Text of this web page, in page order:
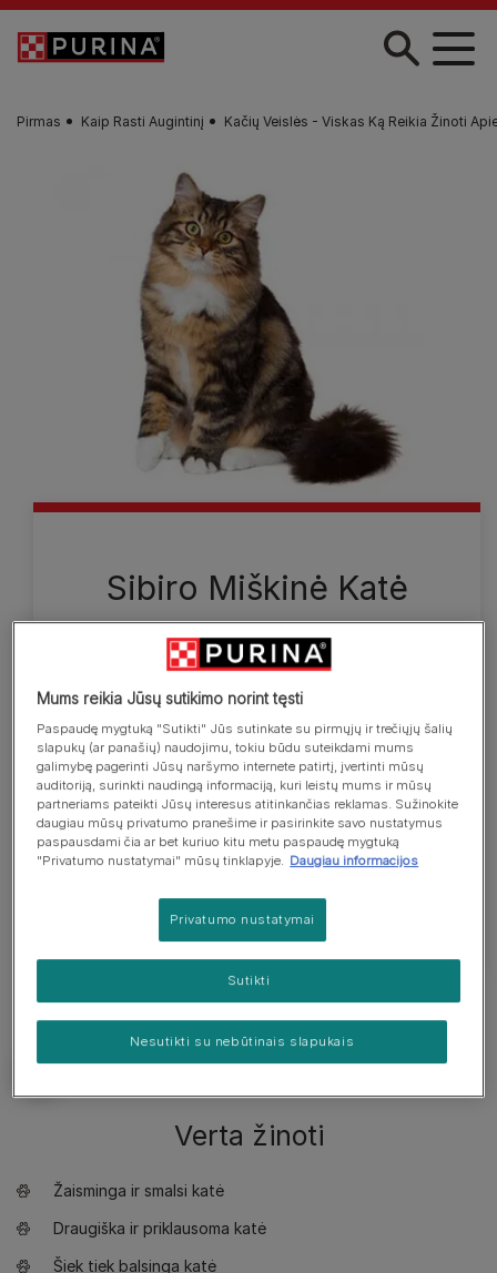
Pereiti į pagrindinį turinį
Pirmas Kaip Rasti Augintinį Kačių Veislės - Viskas Ką Reikia Žinoti
Sibiro Miškinė Katė
Sibiro miškinės katės yra didokos ir raumeningos,
torsas statinaitės formos. Kailis ilgas ir tankus.
Galva pakitusios pleišto formos, apvaliais kontūrais
ir labai išraiškingomis akimis. Fiziškai šios katės
atrodo stiprios ir galingos. Ilgesnieji trigubo kailio
plaukai prie odos yra blyškūs, spalva galiuko link
tamsėja. Todėl katei judant kailis mirga. Labiausiai
paplitusios rudai rainos Sibiro miškinės katės, bet
jos gali būti bet kokių raštų arba spalvų ir spalvų
derinių, pvz., vientisos šviesiai violetinės arba
vientisos šokoladinės.
Verta žinoti
Žaisminga ir smalsi katė
Draugiška ir priklausoma katė
Šiek tiek balsinga katė
Mums reikia Jūsų sutikimo norint tęsti
Paspaudę mygtuką "Sutikti" Jūs sutinkate su pirmųjų ir trečiųjų šalių
slapukų (ar panašių) naudojimu, tokiu būdu suteikdami mums
galimybę pagerinti Jūsų naršymo internete patirtį, įvertinti mūsų
auditoriją, surinkti naudingą informaciją, kuri leistų mums ir mūsų
partneriams pateikti Jūsų interesus atitinkančias reklamas. Sužinokite
daugiau mūsų privatumo pranešime ir pasirinkite savo nustatymus
paspausdami čia ar bet kuriuo kitu metu paspaudę mygtuką
"Privatumo nustatymai" mūsų tinklapyje. Daugiau informacijos
Privatumo nustatymai
Nesutikti su nebūtinais slapukais
Sutikti